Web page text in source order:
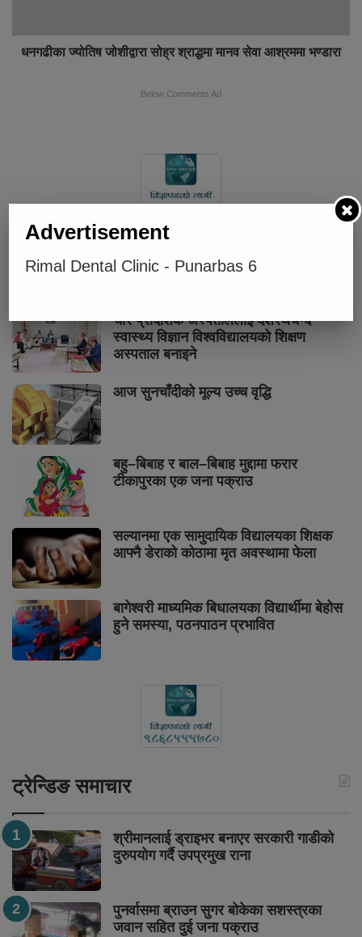
धनगढीका ज्योतिष जोशीद्वारा सोह्र श्राद्धमा मानव सेवा आश्रममा भण्डारा
Below Comments Ad
भर्खरै लोकप्रिय प्रतिक्रियाहरु
चार प्रादेशिक अस्पताललाई दशरथचन्द
स्वास्थ्य विज्ञान विश्वविद्यालयको शिक्षण
अस्पताल बनाइने
आज सुनचाँदीको मूल्य उच्च वृद्धि
बहु–बिबाह र बाल–बिबाह मुद्दामा फरार
टीकापुरका एक जना पक्राउ
सल्यानमा एक सामुदायिक विद्यालयका शिक्षक
आफ्नै डेराको कोठामा मृत अवस्थामा फेला
बागेश्वरी माध्यमिक बिधालयका विद्यार्थीमा बेहोस
हुने समस्या, पठनपाठन प्रभावित
ट्रेन्डिङ समाचार
श्रीमानलाई ड्राइभर बनाएर सरकारी गाडीको
दुरुपयोग गर्दै उपप्रमुख राना
पुनर्वासमा ब्राउन सुगर बोकेका सशस्त्रका
जवान सहित दुई जना पक्राउ
Advertisement
Rimal Dental Clinic - Punarbas 6